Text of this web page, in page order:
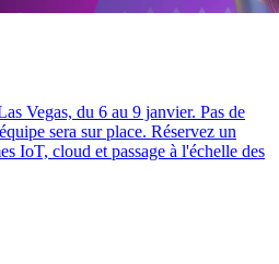
Vegas, du 6 au 9 janvier. Pas de
sera sur place. Réservez un
IoT, cloud et passage à l'échelle des